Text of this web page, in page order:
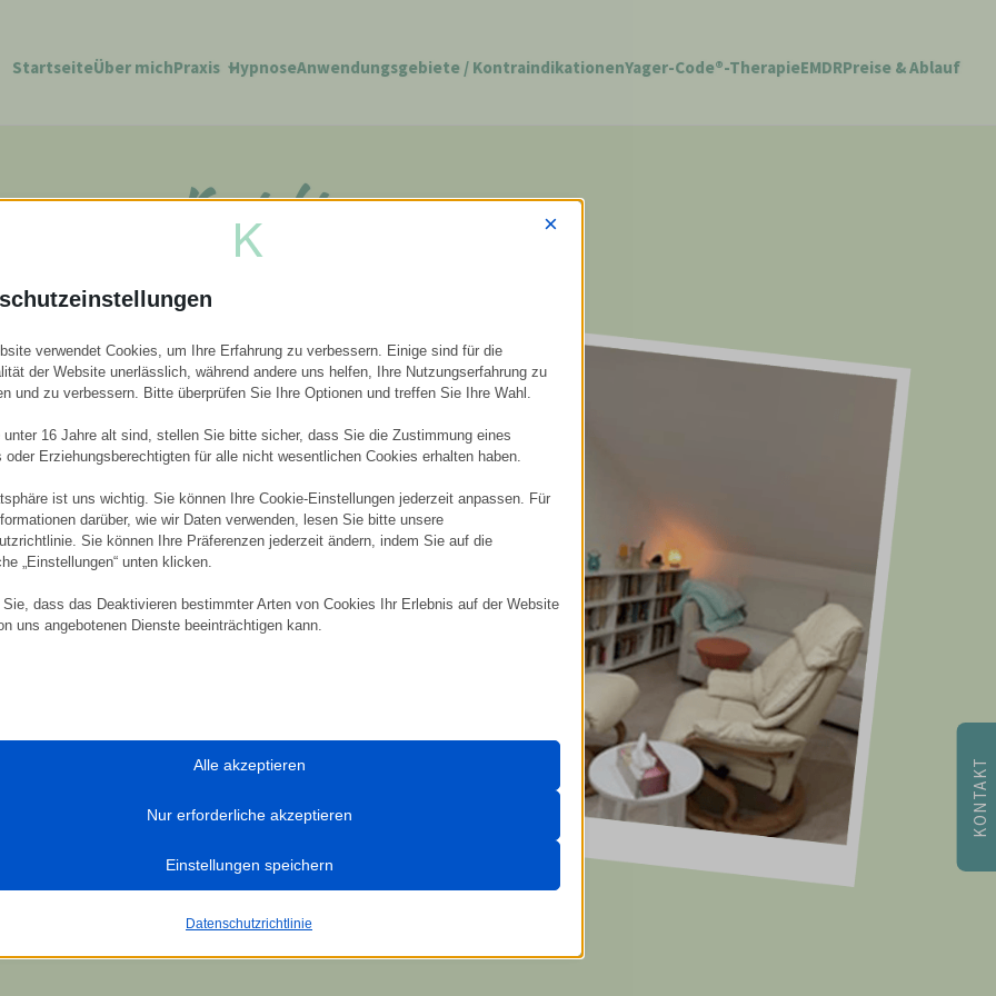
StartseiteÜber michPraxis HypnoseAnwendungsgebiete / KontraindikationenYager-Code®-TherapieEMDRPreise & Ablauf
Kontakt
Datenschutzerklärunggelesen zu haben und bin mit dieser einverstanden.
KONTAKT
×
verwendet Cookies, um Ihre Erfahrung zu verbessern. Einige sind für die
der Website unerlässlich, während andere uns helfen, Ihre Nutzungserfahrung zu
und zu verbessern. Bitte überprüfen Sie Ihre Optionen und treffen Sie Ihre Wahl.
unter 16 Jahre alt sind, stellen Sie bitte sicher, dass Sie die Zustimmung eines
oder Erziehungsberechtigten für alle nicht wesentlichen Cookies erhalten haben.
ist uns wichtig. Sie können Ihre Cookie-Einstellungen jederzeit anpassen. Für
darüber, wie wir Daten verwenden, lesen Sie bitte unsere
Sie können Ihre Präferenzen jederzeit ändern, indem Sie auf die
„Einstellungen“ unten klicken.
Sie, dass das Deaktivieren bestimmter Arten von Cookies Ihr Erlebnis auf der Website
uns angebotenen Dienste beeinträchtigen kann.
time-*
Kategorien fallen oder nicht eindeutig kategorisiert wurden.
Alle akzeptieren
Nur erforderliche akzeptieren
Einstellungen speichern
Datenschutzrichtlinie